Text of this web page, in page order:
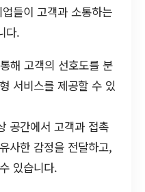
들이 고객과 소통하는
다.
해 고객의 선호도를 분
서비스를 제공할 수 있
공간에서 고객과 접촉
사한 감정을 전달하고,
있습니다.